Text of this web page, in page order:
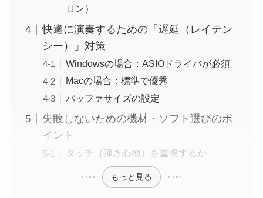
ロン）
快適に演奏するための「遅延（レイテン
シー）」対策
Windowsの場合：ASIOドライバが必須
Macの場合：標準で優秀
バッファサイズの設定
失敗しないための機材・ソフト選びのポ
イント
タッチ（弾き心地）を重視するか
もっと見る